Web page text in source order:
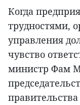
Когда
трудностями,
управления
чувство
министр Фам